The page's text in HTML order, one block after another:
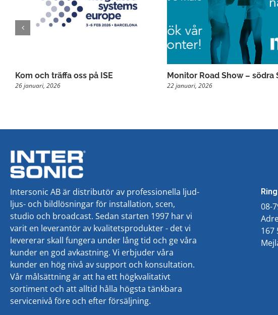
Kom och träffa oss på ISE
26 januari, 2026
Monitor Road Show – södra
22 januari, 2026
Intersonic AB är distributör av professionella ljud-
ljus- och bildlösningar för installation, scen,
studio och broadcast. Sedan starten 1997 har vi
varit en leverantör av kvalitetsprodukter - det vi
levererar skall fungera under lång tid och ge våra
kunder en god avkastning. Vi erbjuder våra
kunder en hög nivå av support och konsultation.
Vår målsättning är att ha ett högkvalitativt
sortiment och att alltid hålla högsta tänkbara
servicenivå före och efter försäljning.
08-
167